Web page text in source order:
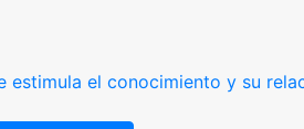
estimula el conocimiento y su